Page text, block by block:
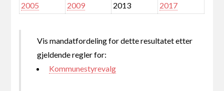
2005
2009 2013 2017
Vis mandatfordeling for dette resultatet etter
gjeldende regler for:
Kommunestyrevalg